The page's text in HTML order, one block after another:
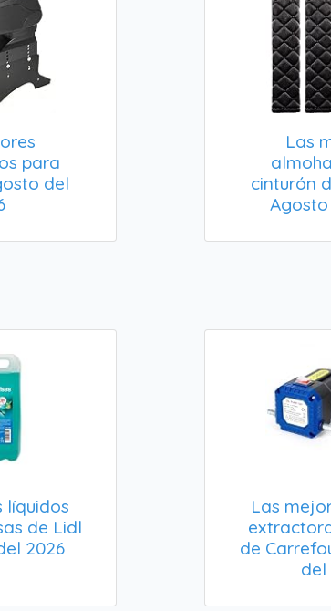
para
del
Las
cinturón
líquidos
de Lidl
2026
Las
de
del